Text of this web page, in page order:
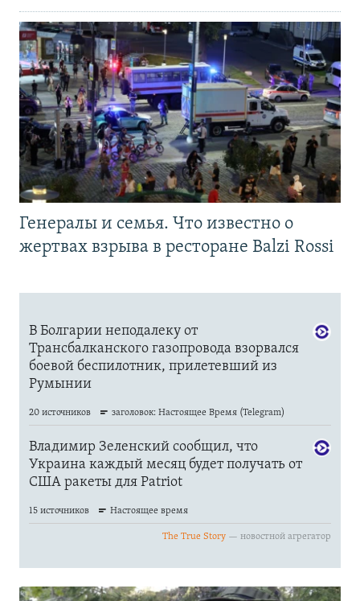
Генералы и семья. Что известно о
жертвах взрыва в ресторане Balzi Rossi